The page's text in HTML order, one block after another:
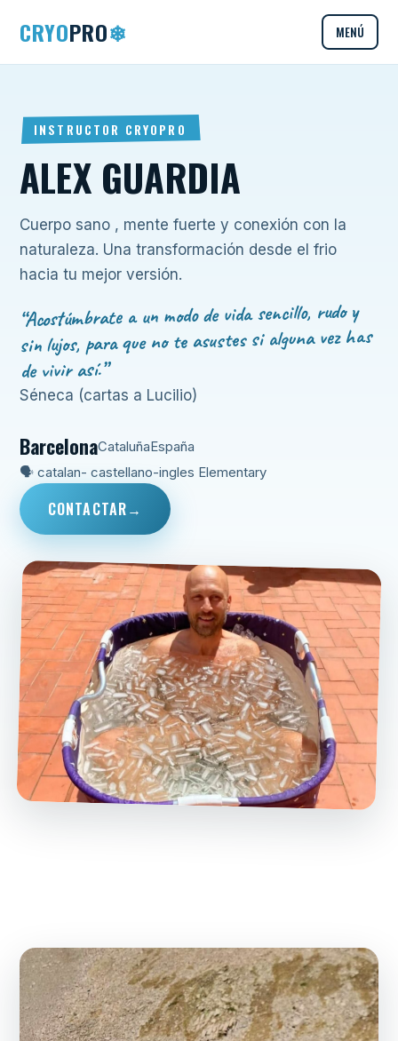
CRYOPRO❄ MENÚ
INSTRUCTOR CRYOPRO
ALEX GUARDIA
Cuerpo sano , mente fuerte y conexión con la
naturaleza. Una transformación desde el frio
hacia tu mejor versión.
“Acostúmbrate a un modo de vida sencillo, rudo y
sin lujos, para que no te asustes si alguna vez has
de vivir así.”
Séneca (cartas a Lucilio)
BarcelonaCataluñaEspaña
🗣 catalan- castellano-ingles Elementary
CONTACTAR